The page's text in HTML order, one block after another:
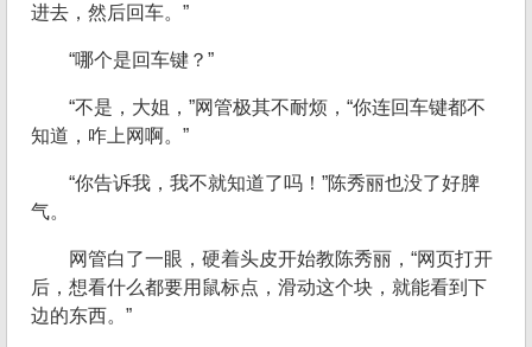
进去，然后回车。”
“哪个是回车键？”
“不是，大姐，”网管极其不耐烦，“你连回车键都不
知道，咋上网啊。”
“你告诉我，我不就知道了吗！”陈秀丽也没了好脾
气。
网管白了一眼，硬着头皮开始教陈秀丽，“网页打开
后，想看什么都要用鼠标点，滑动这个块，就能看到下
边的东西。”